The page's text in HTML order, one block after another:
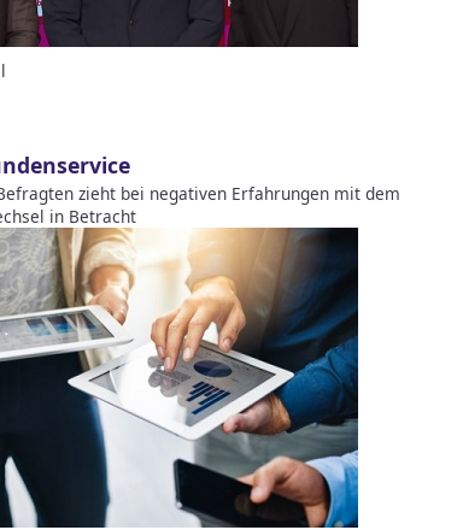
zieht bei negativen Erfahrungen mit dem
in Betracht